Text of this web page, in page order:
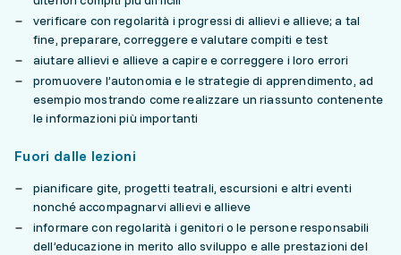
verificare con regolarità i progressi di allievi e allieve; a tal
fine, preparare, correggere e valutare compiti e test
aiutare allievi e allieve a capire e correggere i loro errori
promuovere l’autonomia e le strategie di apprendimento, ad
esempio mostrando come realizzare un riassunto contenente
le informazioni più importanti
Fuori dalle lezioni
pianificare gite, progetti teatrali, escursioni e altri eventi
nonché accompagnarvi allievi e allieve
informare con regolarità i genitori o le persone responsabili
dell’educazione in merito allo sviluppo e alle prestazioni del